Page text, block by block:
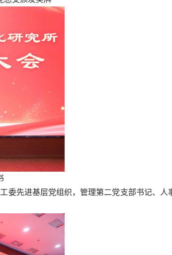
委先进基层党组织，管理第二党支部书记、人